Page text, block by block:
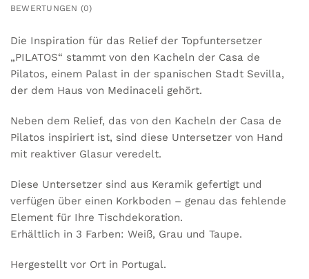
BEWERTUNGEN (0)
Die Inspiration für das Relief der Topfuntersetzer
„PILATOS“ stammt von den Kacheln der Casa de
Pilatos, einem Palast in der spanischen Stadt Sevilla,
der dem Haus von Medinaceli gehört.
Neben dem Relief, das von den Kacheln der Casa de
Pilatos inspiriert ist, sind diese Untersetzer von Hand
mit reaktiver Glasur veredelt.
Diese Untersetzer sind aus Keramik gefertigt und
verfügen über einen Korkboden – genau das fehlende
Element für Ihre Tischdekoration.
Erhältlich in 3 Farben: Weiß, Grau und Taupe.
Hergestellt vor Ort in Portugal.